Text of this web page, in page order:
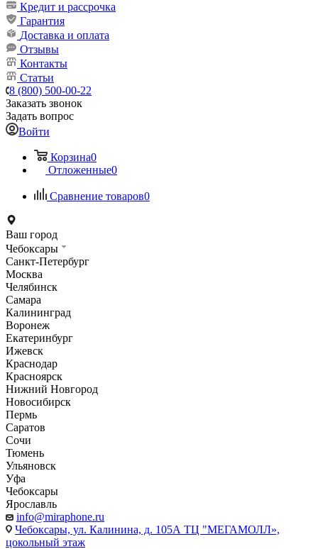
Кредит и рассрочка
Гарантия
Доставка и оплата
Отзывы
Контакты
Статьи
8 (800) 500-00-22
Заказать звонок
Задать вопрос
Войти
Корзина0
Отложенные0
Сравнение товаров0
Ваш город
Чебоксары
Санкт-Петербург
Москва
Челябинск
Самара
Калининград
Воронеж
Екатеринбург
Ижевск
Краснодар
Красноярск
Нижний Новгород
Новосибирск
Пермь
Саратов
Сочи
Тюмень
Ульяновск
Уфа
Чебоксары
Ярославль
info@miraphone.ru
Чебоксары, ул. Калинина, д. 105А ТЦ "МЕГАМОЛЛ»,
цокольный этаж